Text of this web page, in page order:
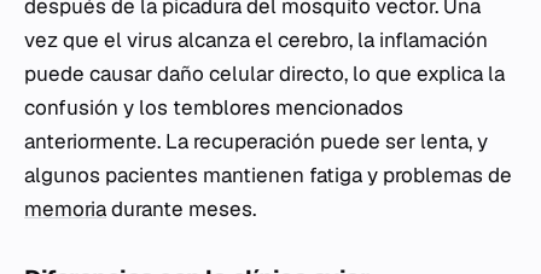
después de la picadura del mosquito vector. Una
vez que el virus alcanza el cerebro, la inflamación
puede causar daño celular directo, lo que explica la
confusión y los temblores mencionados
anteriormente. La recuperación puede ser lenta, y
algunos pacientes mantienen fatiga y problemas de
memoriadurante meses.